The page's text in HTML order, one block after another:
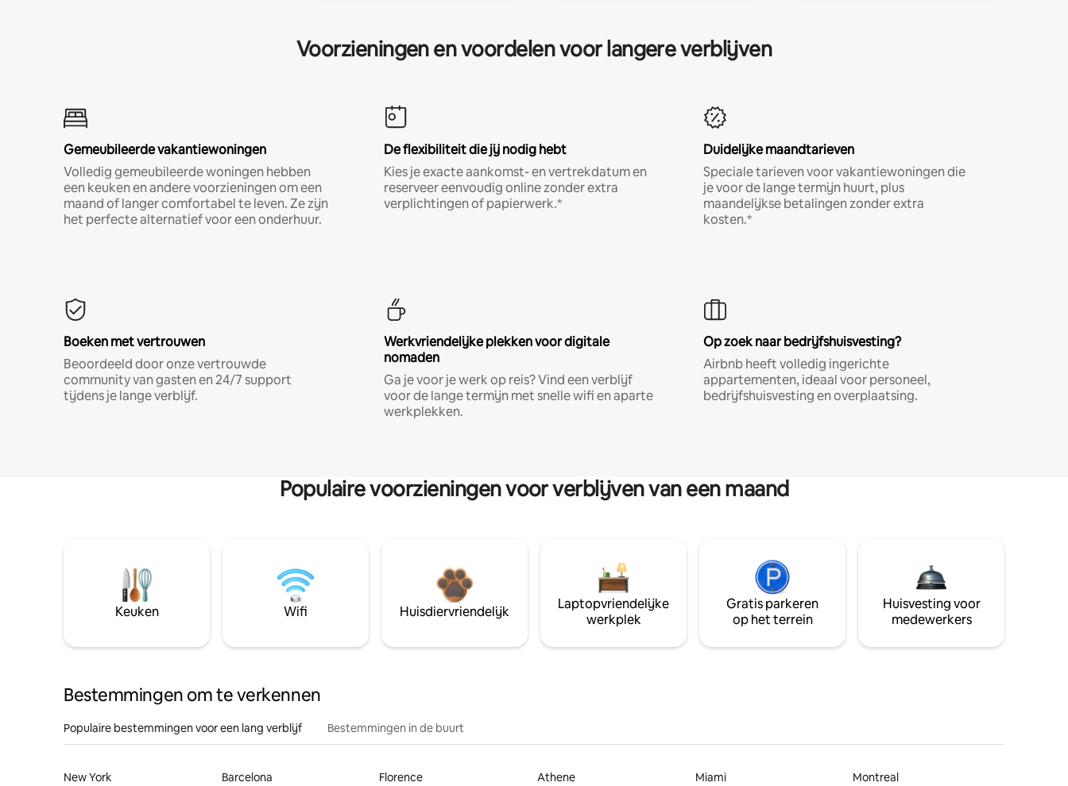
Voorzieningen en voordelen voor langere verblijven
Gemeubileerde vakantiewoningen
Volledig gemeubileerde woningen hebben
een keuken en andere voorzieningen om een
maand of langer comfortabel te leven. Ze zijn
het perfecte alternatief voor een onderhuur.
De flexibiliteit die jij nodig hebt
Kies je exacte aankomst- en vertrekdatum en
reserveer eenvoudig online zonder extra
verplichtingen of papierwerk.*
Duidelijke maandtarieven
Speciale tarieven voor vakantiewoningen die
je voor de lange termijn huurt, plus
maandelijkse betalingen zonder extra
kosten.*
Boeken met vertrouwen
Beoordeeld door onze vertrouwde
community van gasten en 24/7 support
tijdens je lange verblijf.
Werkvriendelijke plekken voor digitale
nomaden
Ga je voor je werk op reis? Vind een verblijf
voor de lange termijn met snelle wifi en aparte
werkplekken.
Op zoek naar bedrijfshuisvesting?
Airbnb heeft volledig ingerichte
appartementen, ideaal voor personeel,
bedrijfshuisvesting en overplaatsing.
Populaire voorzieningen voor verblijven van een maand
Keuken Wifi Huisdiervriendelijk
Laptopvriendelijke
werkplek
Gratis parkeren
op het terrein
Huisvesting voor
medewerkers
Bestemmingen om te verkennen
Populaire bestemmingen voor een lang verblijf Bestemmingen in de buurt
New York
Barcelona
Florence
Athene
Miami
Montreal